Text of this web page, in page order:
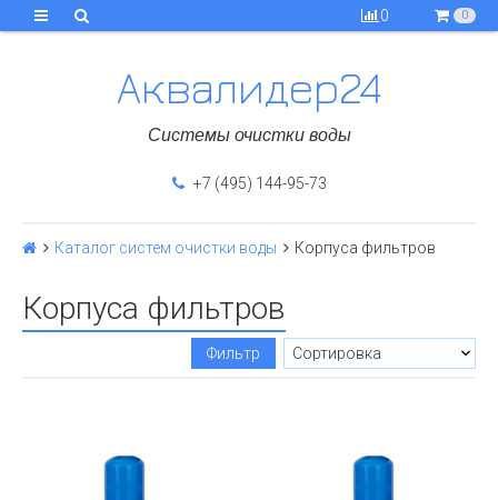
0 0
Аквалидер24
Системы очистки воды
+7 (495) 144-95-73
Каталог систем очистки воды Корпуса фильтров
Корпуса фильтров
Фильтр